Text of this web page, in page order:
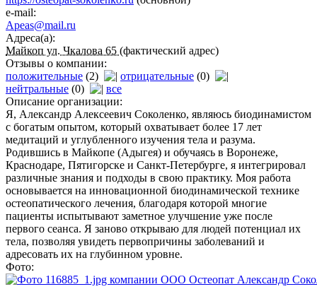
e-mail:
Apeas@mail.ru
Адреса(а):
Майкоп ул. Чкалова 65 (фактический адрес)
Отзывы о компании:
положительные (2) отрицательные (0)
нейтральные (0)
все
Описание организации:
Я, Александр Алексеевич Соколенко, являюсь биодинамистом
с богатым опытом, который охватывает более 17 лет
медитаций и углубленного изучения тела и разума.
Родившись в Майкопе (Адыгея) и обучаясь в Воронеже,
Краснодаре, Пятигорске и Санкт-Петербурге, я интегрировал
различные знания и подходы в свою практику. Моя работа
основывается на инновационной биодинамической технике
остеопатического лечения, благодаря которой многие
пациенты испытывают заметное улучшение уже после
первого сеанса. Я заново открываю для людей потенциал их
тела, позволяя увидеть первопричины заболеваний и
адресовать их на глубинном уровне.
Фото: